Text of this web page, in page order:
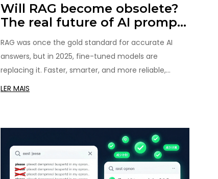
Will RAG become obsolete?
The real future of AI prompts
RAG was once the gold standard for accurate AI
answers, but in 2025, fine-tuned models are
replacing it. Faster, smarter, and more reliable,
modern AI no longer needs to search documents to
LER MAIS